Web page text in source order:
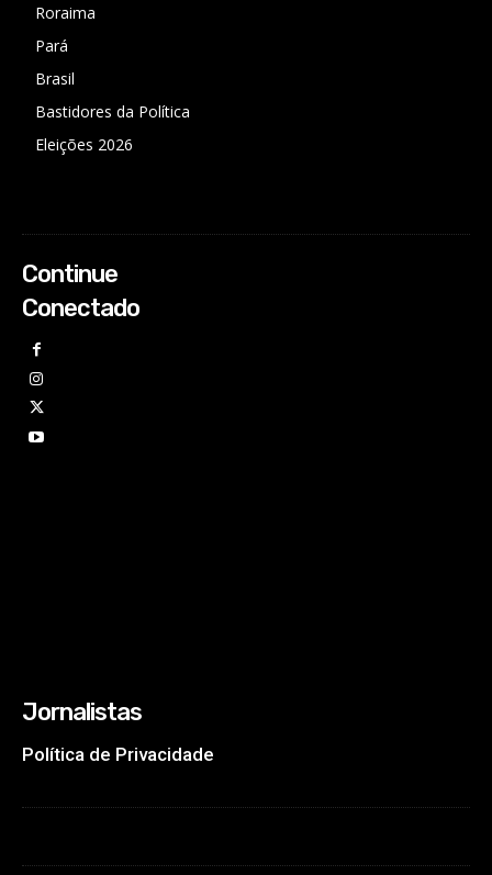
Roraima
Pará
Brasil
Bastidores da Política
Eleições 2026
Continue
Conectado
Jornalistas
Política de Privacidade